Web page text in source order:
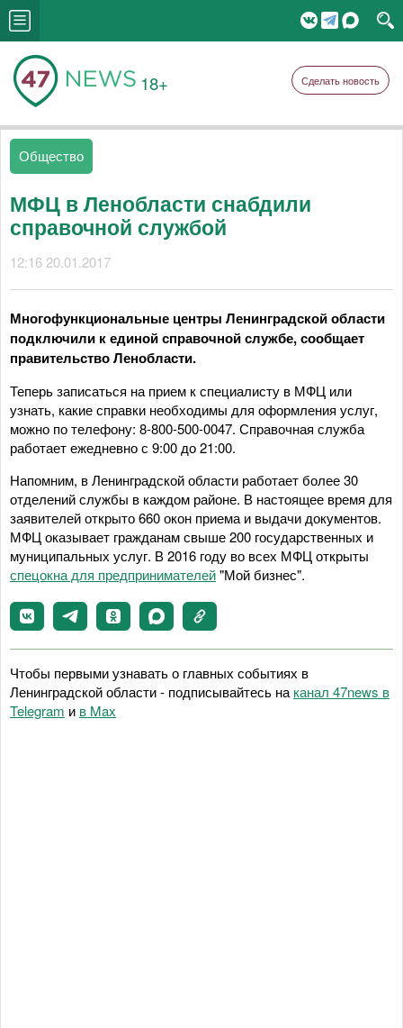
18+ Сделать новость
Общество
МФЦ в Ленобласти снабдили
справочной службой
12:16 20.01.2017
Многофункциональные центры Ленинградской области
подключили к единой справочной службе, сообщает
правительство Ленобласти.
Теперь записаться на прием к специалисту в МФЦ или
узнать, какие справки необходимы для оформления услуг,
можно по телефону: 8-800-500-0047. Справочная служба
работает ежедневно с 9:00 до 21:00.
Напомним, в Ленинградской области работает более 30
отделений службы в каждом районе. В настоящее время для
заявителей открыто 660 окон приема и выдачи документов.
МФЦ оказывает гражданам свыше 200 государственных и
муниципальных услуг. В 2016 году во всех МФЦ открыты
спецокна для предпринимателей"Мой бизнес".
Чтобы первыми узнавать о главных событиях в
Ленинградской области - подписывайтесь на канал 47news в
Telegram и в Maх